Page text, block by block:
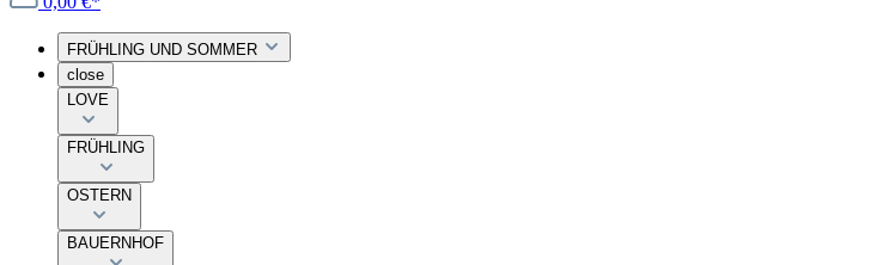
FRÜHLING UND SOMMER
close
LOVE
FRÜHLING
OSTERN
BAUERNHOF